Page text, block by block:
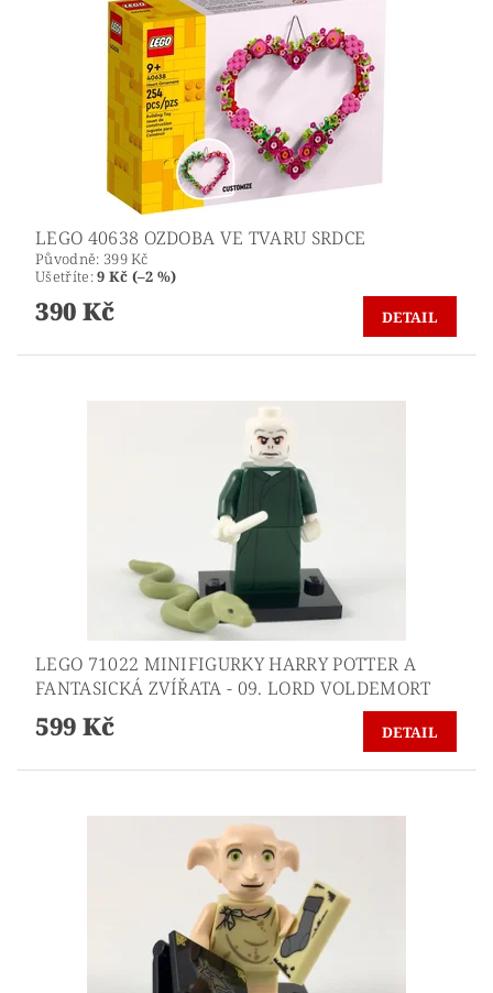
LEGO 40638 OZDOBA VE TVARU SRDCE
Původně: 399 Kč
Ušetříte:9 Kč (–2 %)
390 Kč DETAIL
LEGO 71022 MINIFIGURKY HARRY POTTER A
FANTASICKÁ ZVÍŘATA - 09. LORD VOLDEMORT
599 Kč DETAIL